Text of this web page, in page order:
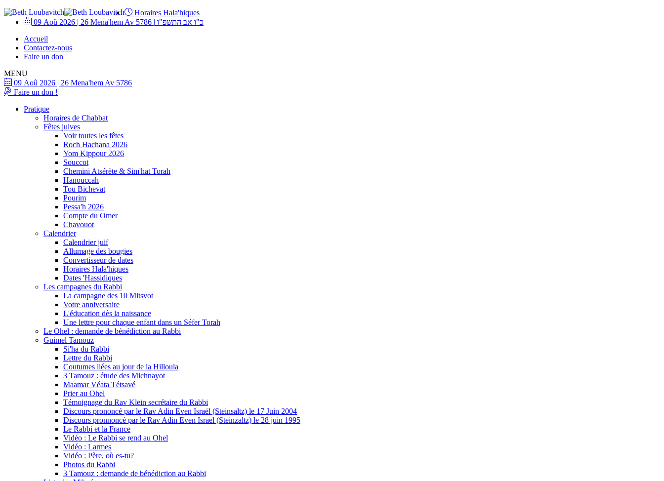
Horaires Hala'hiques
09 Aoû 2026 | 26 Mena'hem Av 5786 | כ"ו אב התשפ"ו
Accueil
Contactez-nous
Faire un don
MENU
09 Aoû 2026 | 26 Mena'hem Av 5786
Faire un don !
Pratique
Horaires de Chabbat
Fêtes juives
Voir toutes les fêtes
Roch Hachana 2026
Yom Kippour 2026
Souccot
Chemini Atsérète & Sim'hat Torah
Hanouccah
Tou Bichevat
Pourim
Pessa'h 2026
Compte du Omer
Chavouot
Calendrier
Calendrier juif
Allumage des bougies
Convertisseur de dates
Horaires Hala'hiques
Dates 'Hassidiques
Les campagnes du Rabbi
La campagne des 10 Mitsvot
Votre anniversaire
L'éducation dès la naissance
Une lettre pour chaque enfant dans un Séfer Torah
Le Ohel : demande de bénédiction au Rabbi
Guimel Tamouz
Si'ha du Rabbi
Lettre du Rabbi
Coutumes liées au jour de la Hilloula
3 Tamouz : étude des Michnayot
Maamar Véata Tétsavé
Prier au Ohel
Témoignage du Rav Klein secrétaire du Rabbi
Discours prononcé par le Rav Adin Even Israël (Steinsaltz) le 17 Juin 2004
Discours pronnoncé par le Rav Adin Even Israel (Steinzaltz) le 28 juin 1995
Le Rabbi et la France
Vidéo : Le Rabbi se rend au Ohel
Vidéo : Larmes
Vidéo : Père, où es-tu?
Photos du Rabbi
3 Tamouz : demande de bénédiction au Rabbi